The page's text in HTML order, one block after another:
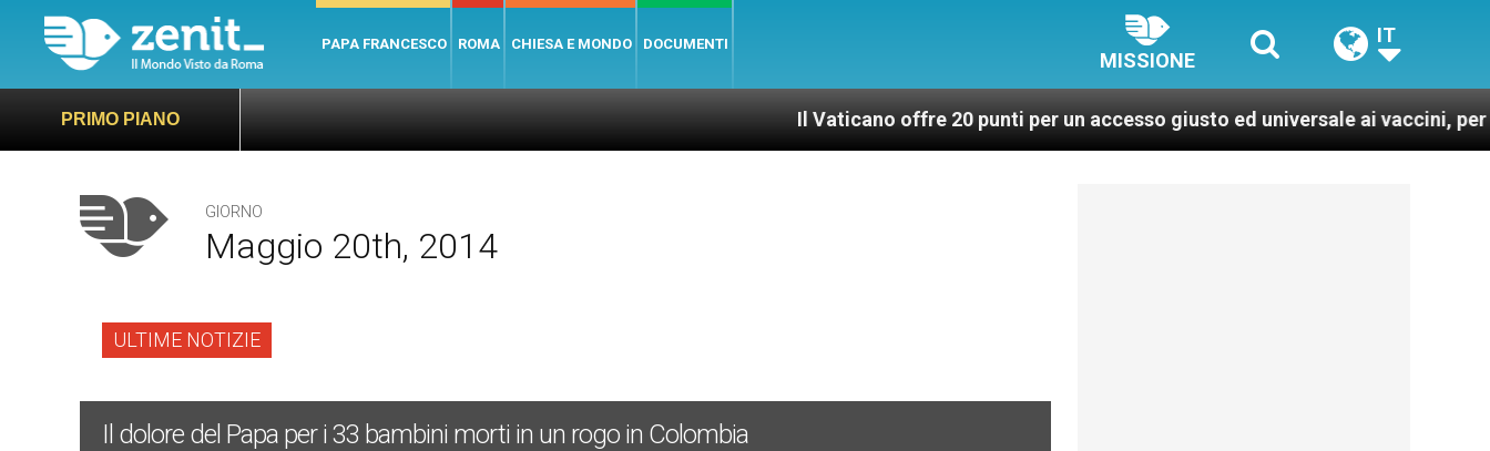
PAPA FRANCESCO ROMA CHIESA E MONDO DOCUMENTI
MISSIONE
IT
PRIMO PIANO Il Vaticano offre 20 punti per un accesso giusto ed universale ai vaccini, per un
GIORNO
Maggio 20th, 2014
ULTIME NOTIZIE
Il dolore del Papa per i 33 bambini morti in un rogo in Colombia